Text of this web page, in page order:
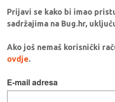
Prijavi se kako bi imao
sadržajima na Bug.hr,
Ako još nemaš korisnički
ovdje.
E-mail adresa